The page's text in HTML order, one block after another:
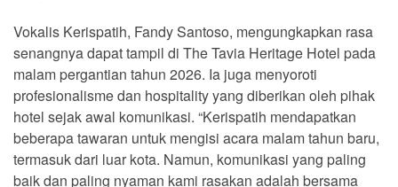
Vokalis Kerispatih, Fandy Santoso, mengungkapkan rasa
senangnya dapat tampil di The Tavia Heritage Hotel pada
malam pergantian tahun 2026. Ia juga menyoroti
profesionalisme dan hospitality yang diberikan oleh pihak
hotel sejak awal komunikasi. “Kerispatih mendapatkan
beberapa tawaran untuk mengisi acara malam tahun baru,
termasuk dari luar kota. Namun, komunikasi yang paling
baik dan paling nyaman kami rasakan adalah bersama